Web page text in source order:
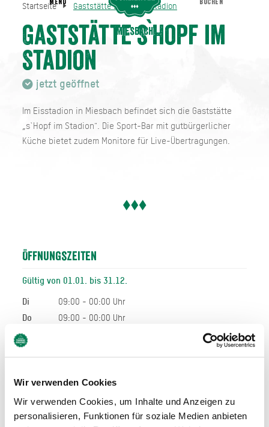
Wir verwenden Cookies
Wir verwenden Cookies, um Inhalte und Anzeigen zu
personalisieren, Funktionen für soziale Medien anbieten
Startseite Gaststätte s`Hopf im Stadion
Gaststätte s`Hopf im
Stadion
jetzt geöffnet
Im Eisstadion in Miesbach befindet sich die Gaststätte
„s`Hopf im Stadion". Die Sport-Bar mit gutbürgerlicher
Küche bietet zudem Monitore für Live-Übertragungen.
Öffnungszeiten
Gültig von 01.01. bis 31.12.
Di
09:00 - 00:00 Uhr
Do
09:00 - 00:00 Uhr
Fr
Sa
Bei den hier angegeben Öffnungszeiten handelt es sich
um die regulären Öffnungszeiten.
Startseite Gaststätte s`Hopf im Stadion
MENU
Miesbach
BUCHEN